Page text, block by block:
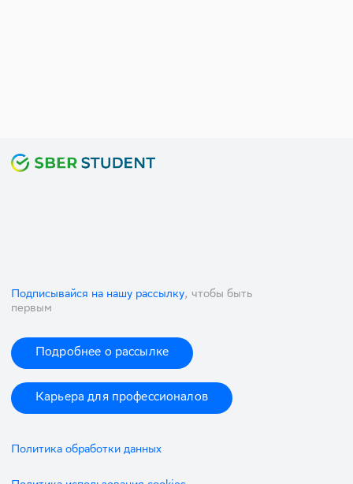
Подписывайся на нашу рассылку, чтобы быть
первым
Подробнее о рассылке
Карьера для профессионалов
Политика обработки данных